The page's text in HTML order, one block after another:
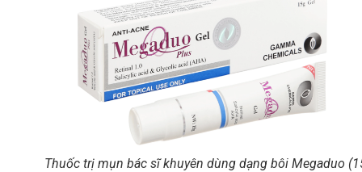
Thuốc trị mụn bác sĩ khuyên dùng dạng bôi Megaduo